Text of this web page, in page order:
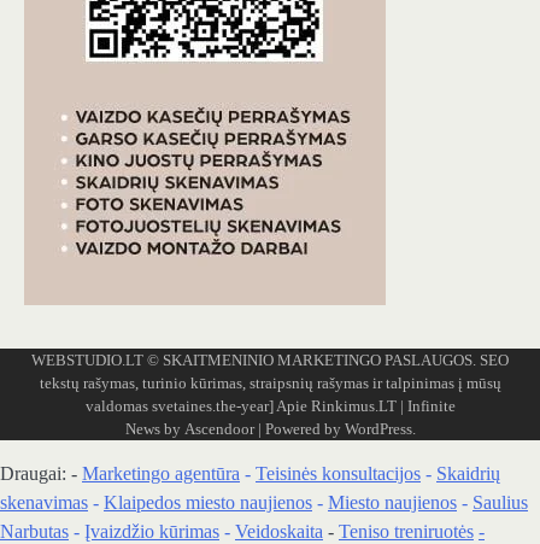
WEBSTUDIO.LT © SKAITMENINIO MARKETINGO PASLAUGOS. SEO
tekstų rašymas, turinio kūrimas, straipsnių rašymas ir talpinimas į mūsų
valdomas svetaines.the-year]Apie Rinkimus.LT| Infinite
News by Ascendoor| Powered by WordPress.
Draugai: - Marketingo agentūra - Teisinės konsultacijos - Skaidrių
skenavimas - Klaipedos miesto naujienos - Miesto naujienos - Saulius
Narbutas - Įvaizdžio kūrimas - Veidoskaita - Teniso treniruotės -